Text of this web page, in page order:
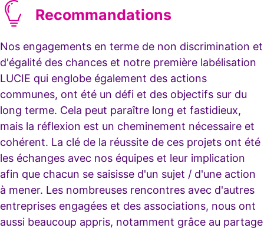
Recommandations
Nos engagements en terme de non discrimination et
d'égalité des chances et notre première labélisation
LUCIE qui englobe également des actions
communes, ont été un défi et des objectifs sur du
long terme. Cela peut paraître long et fastidieux,
mais la réflexion est un cheminement nécessaire et
cohérent. La clé de la réussite de ces projets ont été
les échanges avec nos équipes et leur implication
afin que chacun se saisisse d'un sujet / d'une action
à mener. Les nombreuses rencontres avec d'autres
entreprises engagées et des associations, nous ont
aussi beaucoup appris, notamment grâce au partage